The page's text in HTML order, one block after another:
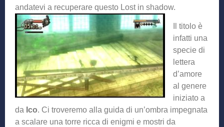
andatevi a recuperare questo Lost in shadow.
Il titolo è
infatti una
specie di
lettera
d’amore
al genere
iniziato a
da Ico. Ci troveremo alla guida di un’ombra impegnata
a scalare una torre ricca di enigmi e mostri da